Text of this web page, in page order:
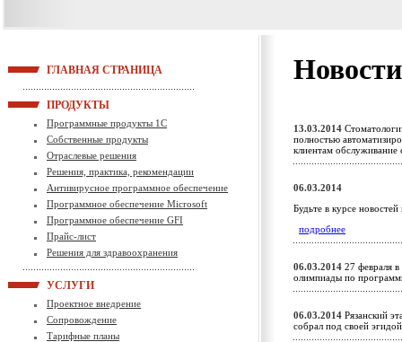
ГЛАВНАЯ СТРАНИЦА
ПРОДУКТЫ
Программные продукты 1С
Собственные продукты
Отраслевые решения
Решения, практика, рекомендации
Антивирусное программное обеспечение
Программное обеспечение Microsoft
Программное обеспечение GFI
Прайс-лист
Решения для здравоохранения
УСЛУГИ
Проектное внедрение
Сопровождение
Тарифные планы
13.03.2014
полностью
клиентам
06.03.2014
Будьте в курсе
подробнее
06.03.2014 27 февраля
олимпиады по
06.03.2014 Рязанский
собрал под своей